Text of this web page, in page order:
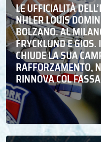
LE UFFICIALITÀ
NHLER LOUIS
BOLZANO. AL
FRYCKLUND E
CHIUDE LA SUA
RAFFORZAMENTO,
RINNOVA COL FASSA